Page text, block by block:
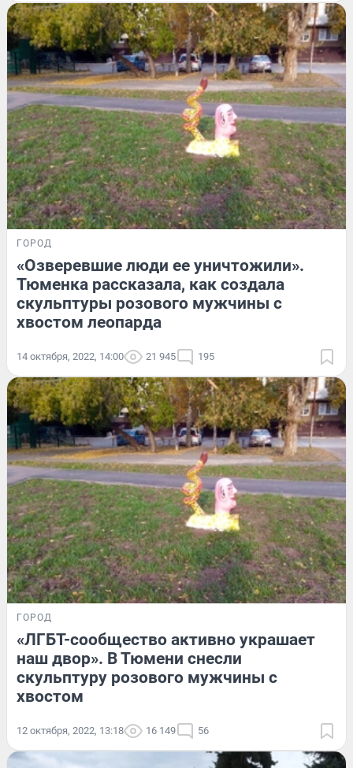
ГОРОД
«Озверевшие люди ее уничтожили».
Тюменка рассказала, как создала
скульптуры розового мужчины с
хвостом леопарда
14 октября, 2022, 14:00 21 945 195
ГОРОД
«ЛГБТ-сообщество активно украшает
наш двор». В Тюмени снесли
скульптуру розового мужчины с
хвостом
12 октября, 2022, 13:18 16 149 56